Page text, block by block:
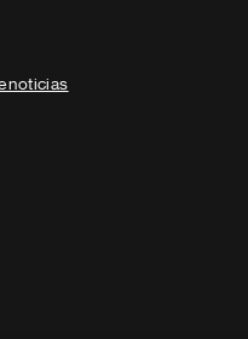
noticias